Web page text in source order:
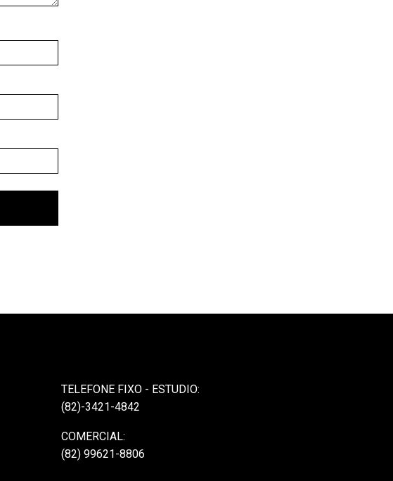
TELEFONE FIXO - ESTUDIO:
(82)-3421-4842
COMERCIAL:
(82) 99621-8806